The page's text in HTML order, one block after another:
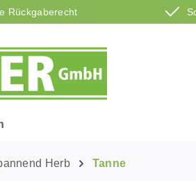
Rückgaberecht
springen
Herb Tanne